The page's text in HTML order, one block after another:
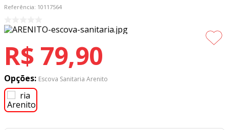
Referência: 10117564
R$ 79,90
Opções: Escova Sanitaria Arenito
4º
tapetes
5º
tecido percal
tecido tricoline
7º
percal
8º
tricoline digital